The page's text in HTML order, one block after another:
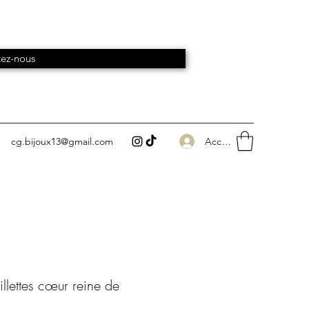
nous
cg.bijoux13@gmail.com Accedi
cœur reine de